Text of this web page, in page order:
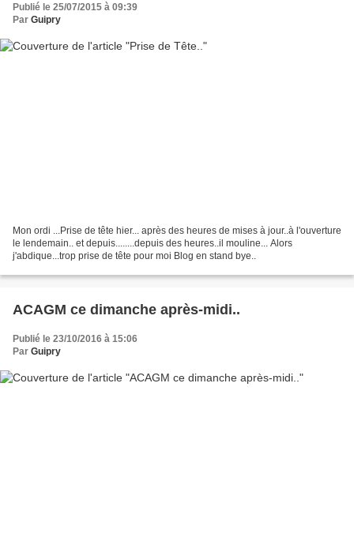
Publié le 25/07/2015 à 09:39
Par Guipry
Mon ordi ...Prise de tête hier... après des heures de mises à jour..à l'ouverture
le lendemain.. et depuis........depuis des heures..il mouline... Alors
j'abdique...trop prise de tête pour moi Blog en stand bye..
ACAGM ce dimanche après-midi..
Publié le 23/10/2016 à 15:06
Par Guipry